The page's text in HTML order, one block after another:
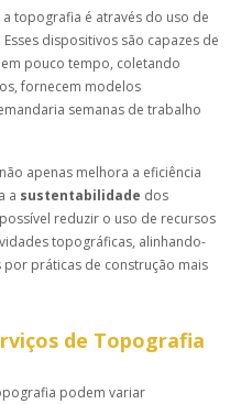
topografia é através do uso de
dispositivos são capazes de
pouco tempo, coletando
fornecem modelos
semanas de trabalho
apenas melhora a eficiência
a sustentabilidade dos
reduzir o uso de recursos
topográficas, alinhando-
práticas de construção mais
de Topografia
podem variar